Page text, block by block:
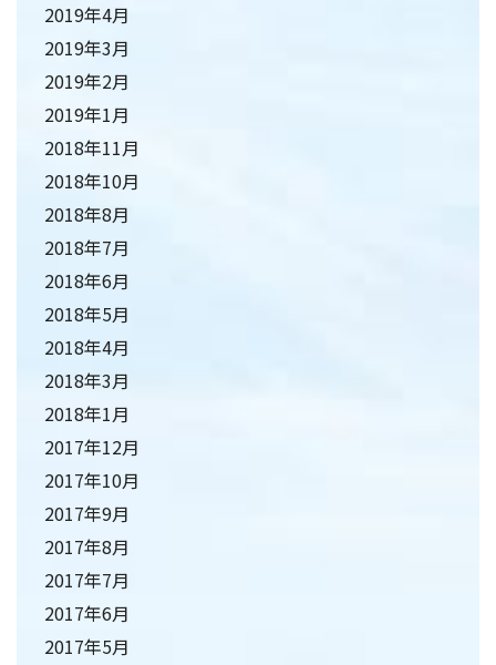
2019年4月
2019年3月
2019年2月
2019年1月
2018年11月
2018年10月
2018年8月
2018年7月
2018年6月
2018年5月
2018年4月
2018年3月
2018年1月
2017年12月
2017年10月
2017年9月
2017年8月
2017年7月
2017年6月
2017年5月